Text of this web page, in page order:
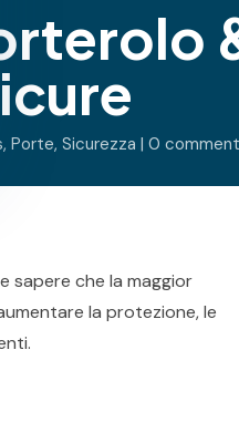
, Porte, Sicurezza | 0
sapere che la maggior
la protezione, le